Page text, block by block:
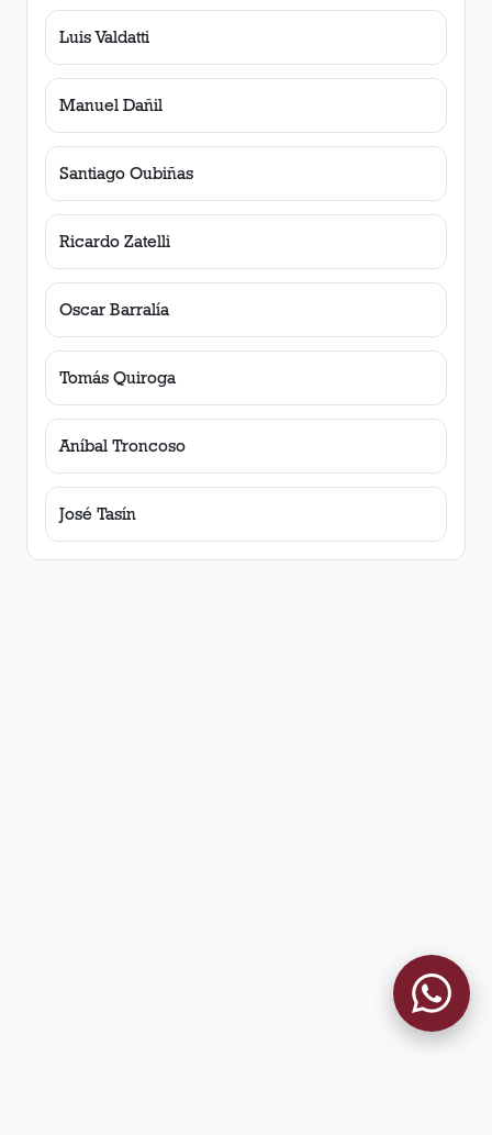
Luis Valdatti
Manuel Dañil
Santiago Oubiñas
Ricardo Zatelli
Oscar Barralía
Tomás Quiroga
Aníbal Troncoso
José Tasín